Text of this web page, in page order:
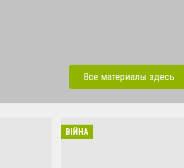
Все материалы здесь
ВІЙНА